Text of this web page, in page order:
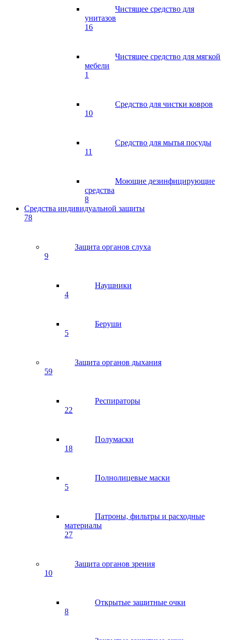
Чистящее средство для
унитазов
16
Чистящее средство для мягкой
мебели
1
Средство для чистки ковров
10
Средство для мытья посуды
11
Моющие дезинфицирующие
средства
8
Средства индивидуальной защиты
78
Защита органов слуха
9
Наушники
4
Беруши
5
Защита органов дыхания
59
Респираторы
22
Полумаски
18
Полнолицевые маски
5
Патроны, фильтры и расходные
материалы
27
Защита органов зрения
10
Открытые защитные очки
8